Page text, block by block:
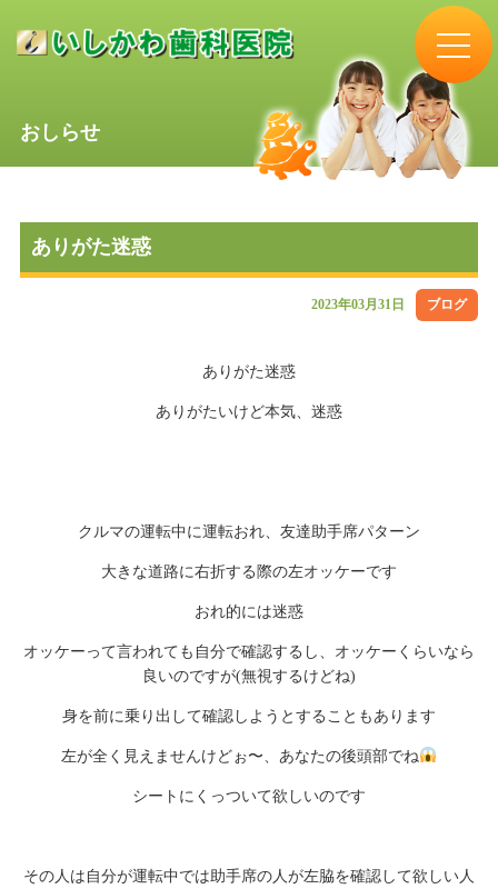
おしらせ
ありがた迷惑
2023年03月31日 ブログ
ありがた迷惑
ありがたいけど本気、迷惑
クルマの運転中に運転おれ、友達助手席パターン
大きな道路に右折する際の左オッケーです
おれ的には迷惑
オッケーって言われても自分で確認するし、オッケーくらいなら
良いのですが(無視するけどね)
身を前に乗り出して確認しようとすることもあります
左が全く見えませんけどぉ〜、あなたの後頭部でね
シートにくっついて欲しいのです
その人は自分が運転中では助手席の人が左脇を確認して欲しい人